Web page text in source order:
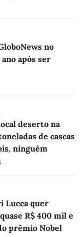
no
após ser
deserto na
de cascas
ninguém
Lucca quer
R$ 400 mil e
prêmio Nobel